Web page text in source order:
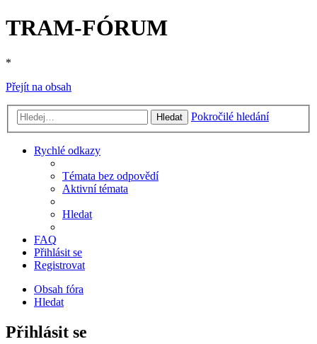
TRAM-FÓRUM
*
Přejít na obsah
Hledat Pokročilé hledání
Rychlé odkazy
Témata bez odpovědí
Aktivní témata
Hledat
FAQ
Přihlásit se
Registrovat
Obsah fóra
Hledat
Přihlásit se